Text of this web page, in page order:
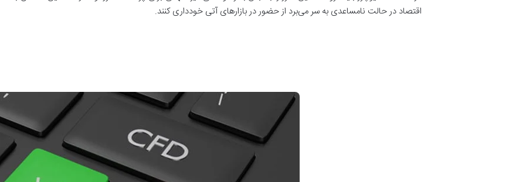
اقتصاد در حالت نامساعدی به سر می‌برد از حضور در بازارهای آتی خودداری کنند.